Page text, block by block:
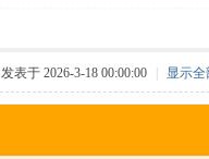
发表于 2026-3-18 00:00:00 显示